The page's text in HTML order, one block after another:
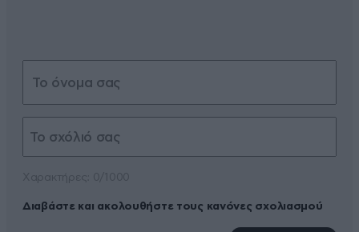
Διαβάστε και ακολουθήστε τους κανόνες σχολιασμού